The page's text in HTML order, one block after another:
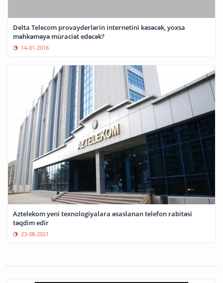
Delta Telecom provayderlərin internetini kəsəcək, yoxsa
məhkəməyə müraciət edəcək?
14-01-2016
Aztelekom yeni texnologiyalara əsaslanan telefon rabitəsi
təqdim edir
23-08-2021